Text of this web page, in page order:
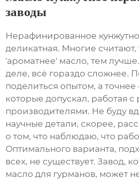
заводы
Нерафинированное
деликатная. Многие
'ароматнее' масло, тем
деле, всё гораздо сложнее.
поделиться опытом, а
которые допускал, работая с
производителями. Не буду
научные детали, скорее,
о том, что наблюдаю, что
Оптимального варианта,
всех, не существует. Завод,
масло для гурманов, может